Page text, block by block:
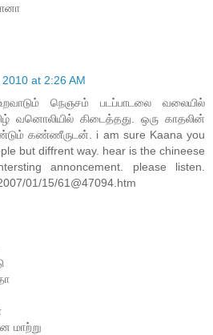
at 2:26 AM
நெஞசம் படப்பாடலை வலையில்
வனொலியில் கிடைத்தது. ஒரு காதலின்
கண்ணீருடன். i am sure Kaana you
but diffrent way. hear is the chineese
annoncement. please listen.
01/15/61@47094.htm
மாற்று